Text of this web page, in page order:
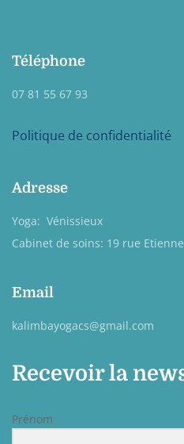
Téléphone
07 81 55 67 93
Politique de confidentialité
Adresse
Yoga: Vénissieux
Cabinet de soins: 19 rue
Email
kalimbayogacs@gmail.com
Recevoir la
Prénom